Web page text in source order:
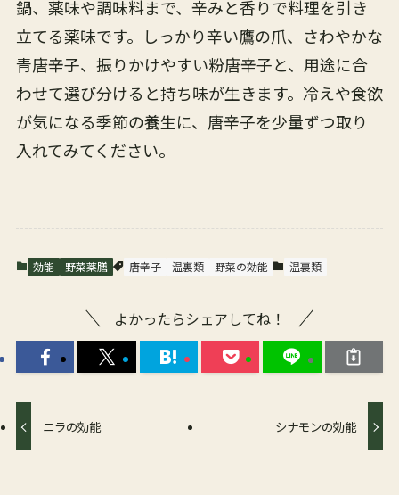
鍋、薬味や調味料まで、辛みと香りで料理を引き
立てる薬味です。しっかり辛い鷹の爪、さわやかな
青唐辛子、振りかけやすい粉唐辛子と、用途に合
わせて選び分けると持ち味が生きます。冷えや食欲
が気になる季節の養生に、唐辛子を少量ずつ取り
入れてみてください。
効能 野菜薬膳 唐辛子 温裏類 野菜の効能 温裏類
よかったらシェアしてね！
ニラの効能 シナモンの効能